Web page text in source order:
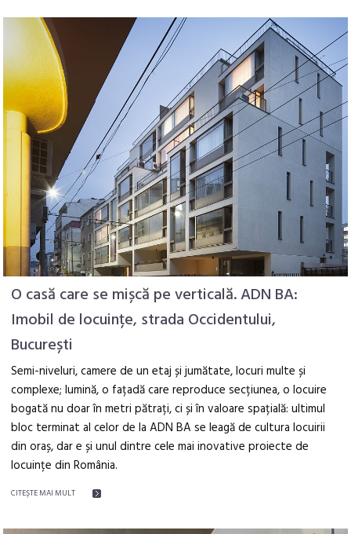
O casă care se mișcă pe verticală. ADN BA:
Imobil de locuințe, strada Occidentului,
București
Semi-niveluri, camere de un etaj și jumătate, locuri multe și
complexe; lumină, o fațadă care reproduce secțiunea, o locuire
bogată nu doar în metri pătrați, ci și în valoare spațială: ultimul
bloc terminat al celor de la ADN BA se leagă de cultura locuirii
din oraș, dar e și unul dintre cele mai inovative proiecte de
locuințe din România.
CITEŞTE MAI MULT